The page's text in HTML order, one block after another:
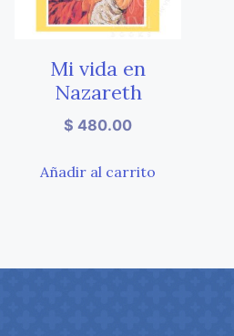
Mi vida en
Nazareth
$ 480.00
Añadir al carrito